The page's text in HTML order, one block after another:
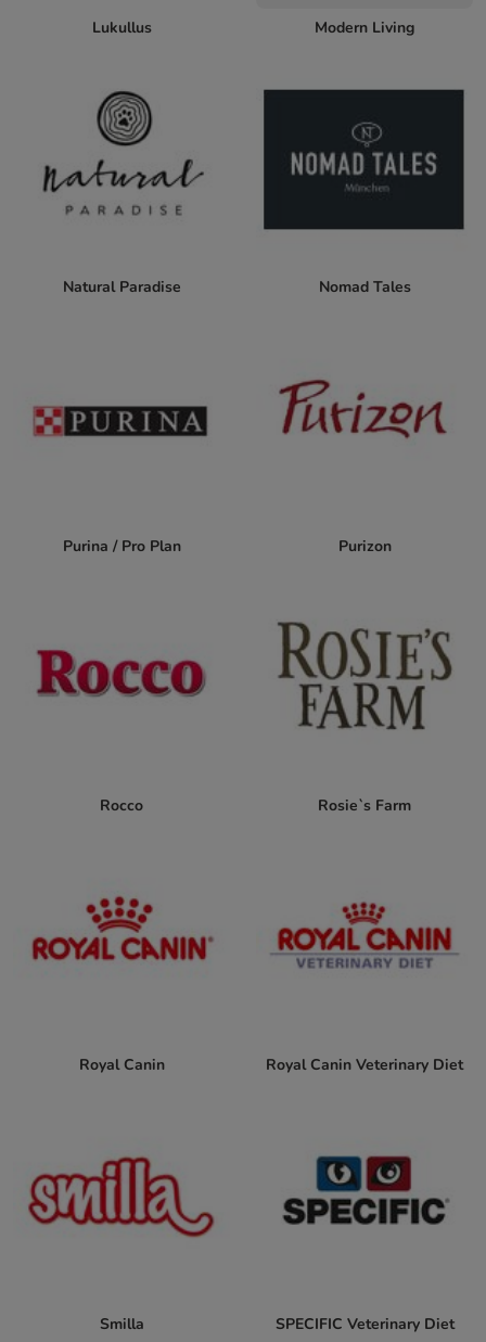
Lukullus Modern Living
Natural Paradise Nomad Tales
Purina / Pro Plan Purizon
Rocco Rosie`s Farm
Royal Canin Royal Canin Veterinary Diet
Smilla SPECIFIC Veterinary Diet